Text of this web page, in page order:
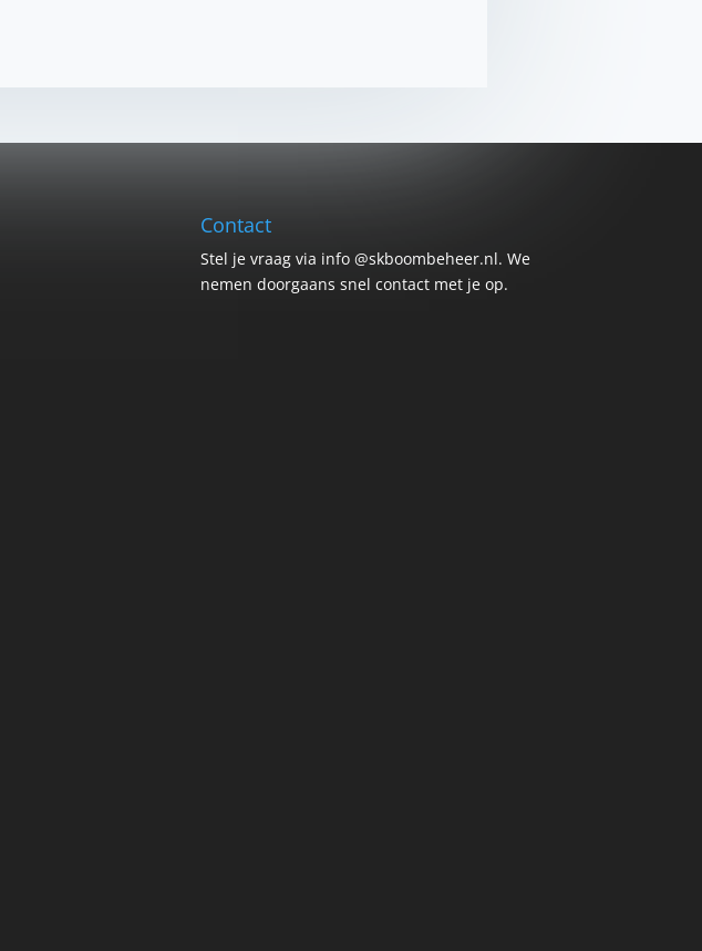
Contact
Stel je vraag via info @skboombeheer.nl. We
nemen doorgaans snel contact met je op.